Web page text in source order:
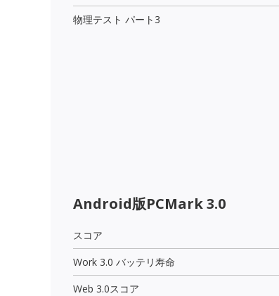
物理テスト パート3
Android版PCMark 3.0
スコア
Work 3.0 バッテリ寿命
Web 3.0スコア